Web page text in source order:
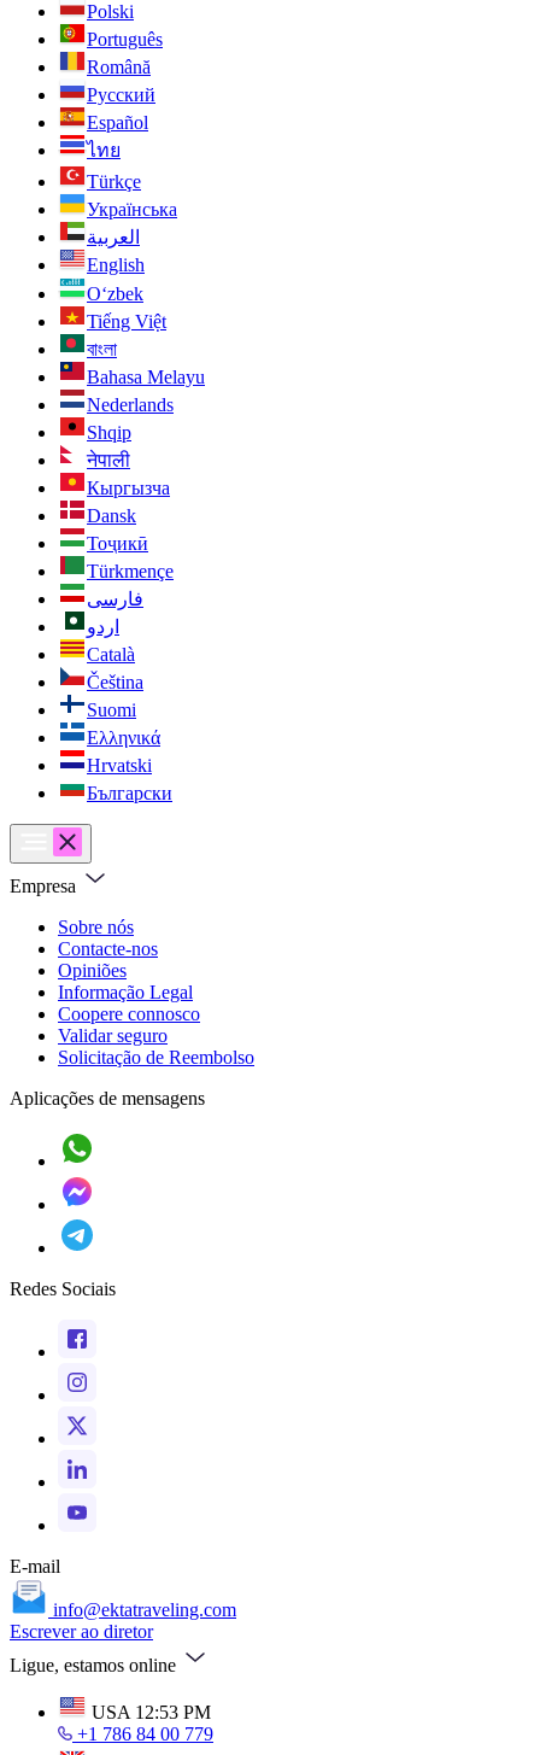
Polski
Português
Română
Русский
Español
ไทย
Türkçe
Українська
العربية
English
O‘zbek
Tiếng Việt
বাংলা
Bahasa Melayu
Nederlands
Shqip
नेपाली
Кыргызча
Dansk
Тоҷикӣ
Türkmençe
فارسی
اردو
Català
Čeština
Suomi
Ελληνικά
Hrvatski
Български
Empresa
Sobre nós
Contacte-nos
Opiniões
Informação Legal
Coopere connosco
Validar seguro
Solicitação de Reembolso
Aplicações de mensagens
Redes Sociais
E-mail
info@ektatraveling.com
Escrever ao diretor
Ligue, estamos online
USA 12:53 PM
+1 786 84 00 779